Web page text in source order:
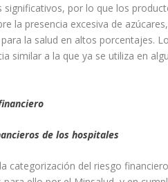
por lo que los
la presencia excesiva de
la salud en altos porcentajes.
similar a la que ya se utiliza en
de los hospitales
categorización del riesgo